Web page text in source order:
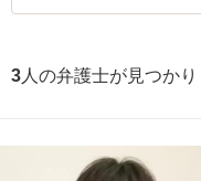
3 人の弁護士が見つかり